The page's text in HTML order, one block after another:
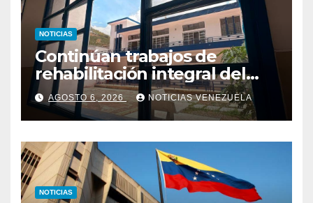
NOTICIAS
Continúan trabajos de
rehabilitación integral del
Hospital El Algodonal en
Caracas
AGOSTO 6, 2026 NOTICIAS VENEZUELA
NOTICIAS